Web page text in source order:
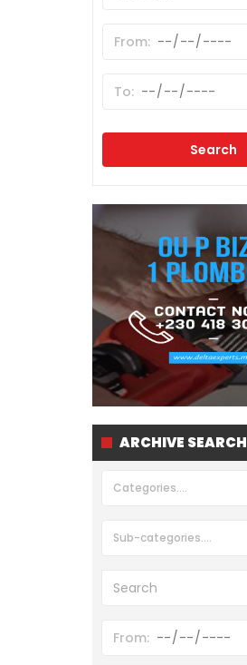
ARCHIVE SEARCH
Categories....
Sub-categories....